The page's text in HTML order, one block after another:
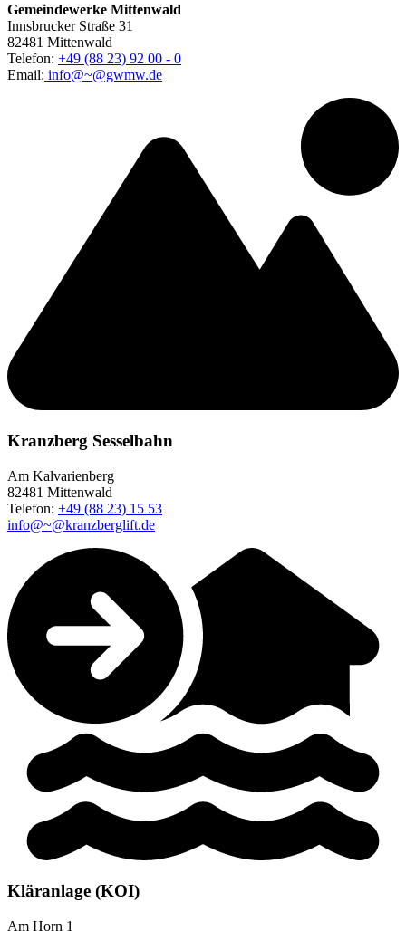
Gemeindewerke Mittenwald
Innsbrucker Straße 31
82481 Mittenwald
Telefon: +49 (88 23) 92 00 - 0
Email: info@~@gwmw.de
Kranzberg Sesselbahn
Am Kalvarienberg
82481 Mittenwald
Telefon: +49 (88 23) 15 53
info@~@kranzberglift.de
Kläranlage (KOI)
Am Horn 1